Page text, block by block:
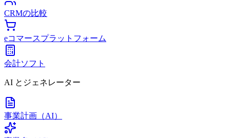
CRMの比較
eコマースプラットフォーム
会計ソフト
AI とジェネレーター
事業計画（AI）